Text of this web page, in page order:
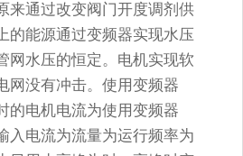
来通过改变阀门开度调剂供
的能源通过变频器实现水压
网水压的恒定。电机实现软
网没有冲击。使用变频器
的电机电流为使用变频器
入电流为流量为运行频率为